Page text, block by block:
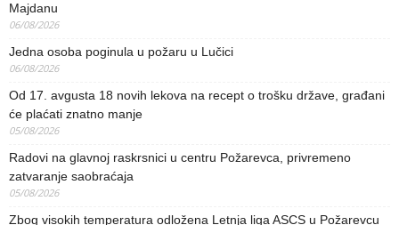
Majdanu
06/08/2026
Jedna osoba poginula u požaru u Lučici
06/08/2026
Od 17. avgusta 18 novih lekova na recept o trošku države, građani
će plaćati znatno manje
05/08/2026
Radovi na glavnoj raskrsnici u centru Požarevca, privremeno
zatvaranje saobraćaja
05/08/2026
Zbog visokih temperatura odložena Letnja liga ASCS u Požarevcu